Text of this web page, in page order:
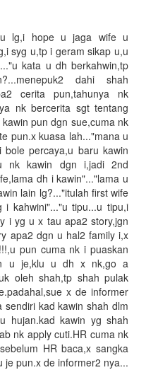
lg,i hope u jaga wife u
syg u,tp i geram sikap u,u
kata u dh berkahwin,tp
dahi shah
cerita pun,tahunya nk
nk bercerita sgt tentang
pun dgn sue,cuma nk
pun.x kuasa lah..."mana u
percaya,u baru kawin
nk kawin dgn i,jadi 2nd
dh i kawin"..."lama u
lain lg?..."itulah first wife
kahwini"..."u tipu...u tipu,i
i yg u x tau apa2 story,jgn
apa2 dgn u hal2 family i,x
pun cuma nk i puaskan
u je,klu u dh x nk,go a
oleh shah,tp shah pulak
x de informer
kad kawin shah dlm
hujan.kad kawin yg shah
nk apply cuti.HR cuma nk
HR baca,x sangka
je pun.x de informer2 nya...